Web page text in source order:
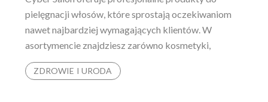
pielęgnacji włosów, które sprostają oczekiwaniom
nawet najbardziej wymagających klientów. W
asortymencie znajdziesz zarówno kosmetyki,
ZDROWIE I URODA